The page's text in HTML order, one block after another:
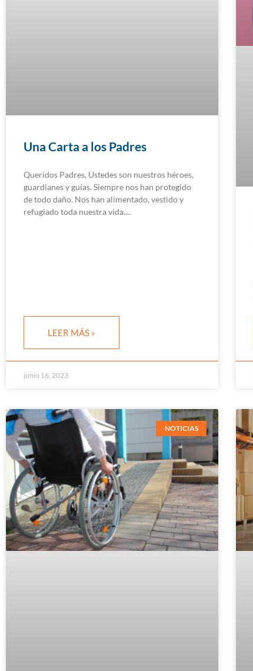
Una Carta a los Padres
Queridos Padres, Ustedes son nuestros héroes,
guardianes y guías. Siempre nos han protegido
de todo daño. Nos han alimentado, vestido y
refugiado toda nuestra vida.
LEER MÁS »
junio 16, 2023
NOTICIAS